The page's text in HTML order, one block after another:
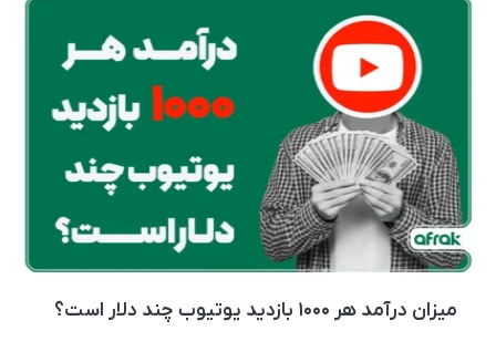
میزان درآمد هر ۱۰۰۰ بازدید یوتیوب چند دلار است؟